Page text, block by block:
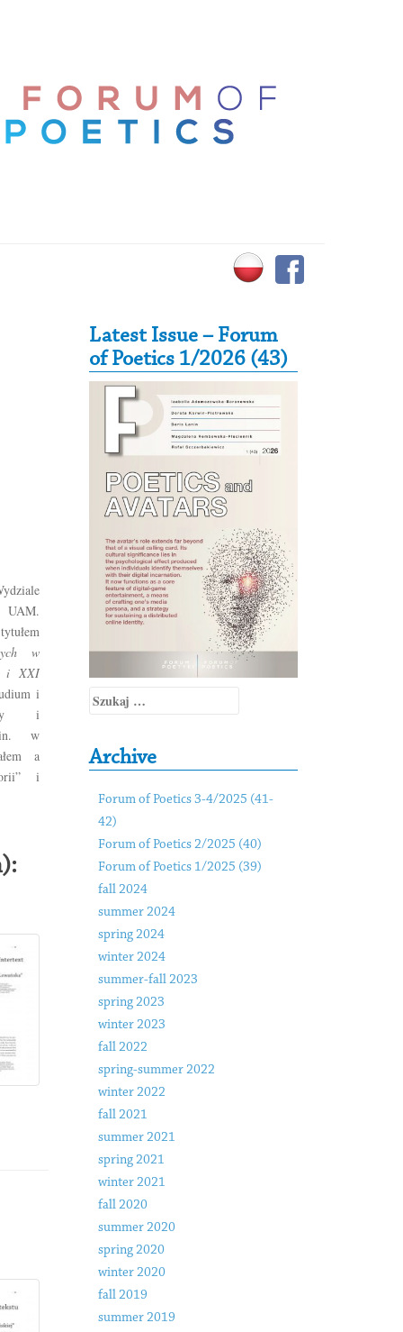
w
i XXI
i
i
w
a
i
Secondary Sidebar
Latest Issue – Forum
of Poetics 1/2026 (43)
Szukaj:
Archive
Forum of Poetics 3-4/2025 (41-
42)
Forum of Poetics 2/2025 (40)
Forum of Poetics 1/2025 (39)
fall 2024
summer 2024
spring 2024
winter 2024
summer-fall 2023
spring 2023
winter 2023
fall 2022
spring-summer 2022
winter 2022
fall 2021
summer 2021
spring 2021
winter 2021
fall 2020
summer 2020
spring 2020
winter 2020
fall 2019
summer 2019